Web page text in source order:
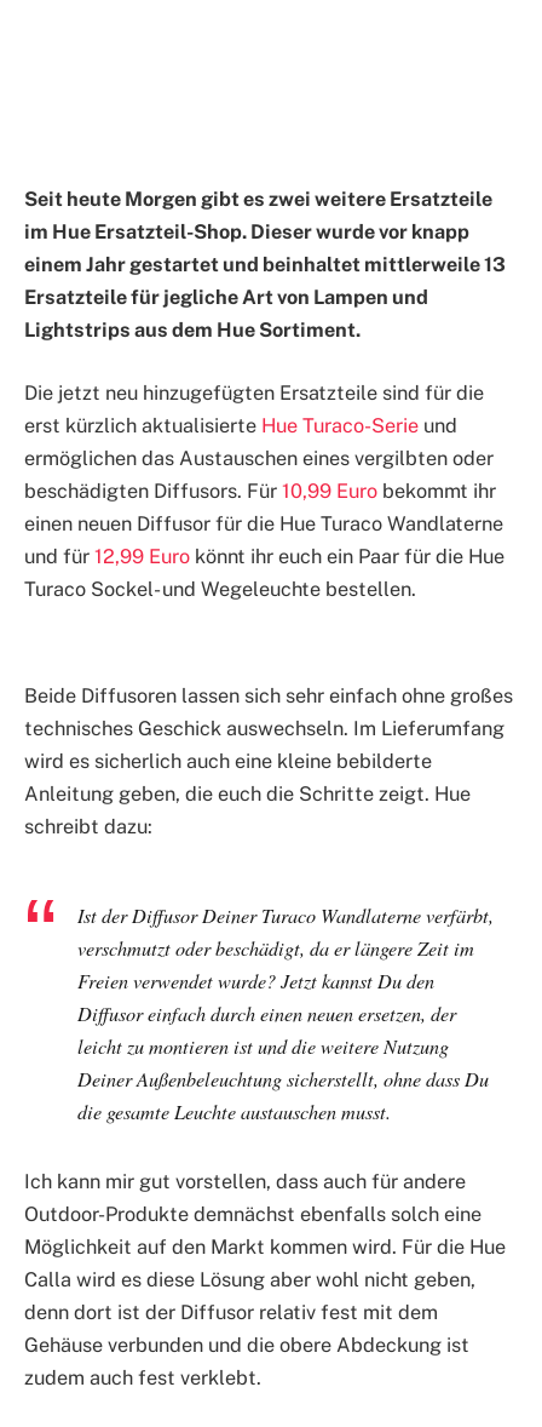
Seit heute Morgen gibt es zwei weitere Ersatzteile
im Hue Ersatzteil-Shop. Dieser wurde vor knapp
einem Jahr gestartet und beinhaltet mittlerweile 13
Ersatzteile für jegliche Art von Lampen und
Lightstrips aus dem Hue Sortiment.
Die jetzt neu hinzugefügten Ersatzteile sind für die
erst kürzlich aktualisierte Hue Turaco-Serie und
ermöglichen das Austauschen eines vergilbten oder
beschädigten Diffusors. Für 10,99 Euro bekommt ihr
einen neuen Diffusor für die Hue Turaco Wandlaterne
und für 12,99 Euro könnt ihr euch ein Paar für die Hue
Turaco Sockel- und Wegeleuchte bestellen.
Beide Diffusoren lassen sich sehr einfach ohne großes
technisches Geschick auswechseln. Im Lieferumfang
wird es sicherlich auch eine kleine bebilderte
Anleitung geben, die euch die Schritte zeigt. Hue
schreibt dazu:
Ist der Diffusor Deiner Turaco Wandlaterne verfärbt,
verschmutzt oder beschädigt, da er längere Zeit im
Freien verwendet wurde? Jetzt kannst Du den
Diffusor einfach durch einen neuen ersetzen, der
leicht zu montieren ist und die weitere Nutzung
Deiner Außenbeleuchtung sicherstellt, ohne dass Du
die gesamte Leuchte austauschen musst.
Ich kann mir gut vorstellen, dass auch für andere
Outdoor-Produkte demnächst ebenfalls solch eine
Möglichkeit auf den Markt kommen wird. Für die Hue
Calla wird es diese Lösung aber wohl nicht geben,
denn dort ist der Diffusor relativ fest mit dem
Gehäuse verbunden und die obere Abdeckung ist
zudem auch fest verklebt.